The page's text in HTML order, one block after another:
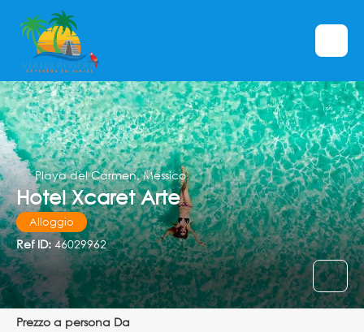
Playa del Carmen, Messico
Hotel Xcaret Arte
Alloggio
Ref ID: 46029962
prezzo a persona Da